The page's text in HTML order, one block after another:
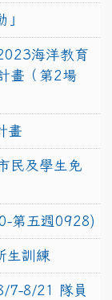
海洋教育
畫（第2場
畫
民及學生免
第五週0928)
生訓練
7-8/21 隊員